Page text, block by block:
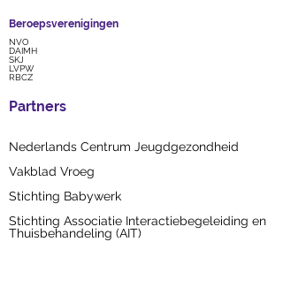
Beroepsverenigingen
NVO
DAIMH
SKJ
LVPW
RBCZ
Partners
Nederlands Centrum Jeugdgezondheid
Vakblad Vroeg
Stichting Babywerk
Stichting Associatie Interactiebegeleiding en
Thuisbehandeling (AIT)